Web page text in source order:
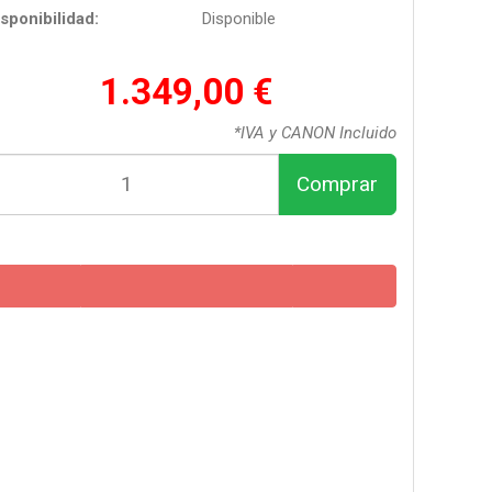
Disponible
1.349,00 €
*IVA y CANON Incluido
Comprar